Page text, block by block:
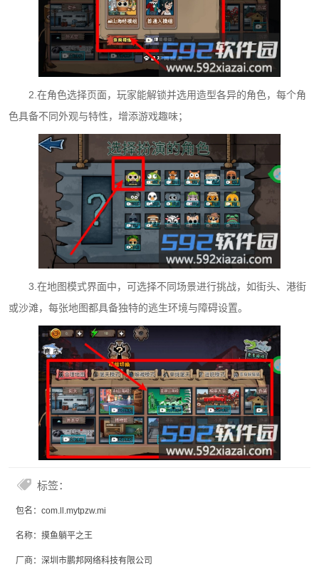
2.在角色选择页面，玩家能解锁并选用造型各异的角色，每个角
色具备不同外观与特性，增添游戏趣味；
3.在地图模式界面中，可选择不同场景进行挑战，如街头、港街
或沙滩，每张地图都具备独特的逃生环境与障碍设置。
标签：
包名：com.ll.mytpzw.mi
名称：摸鱼躺平之王
厂商：深圳市鹏邦网络科技有限公司